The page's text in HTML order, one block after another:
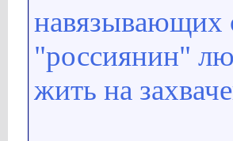
навязывающих
"россиянин"
жить на